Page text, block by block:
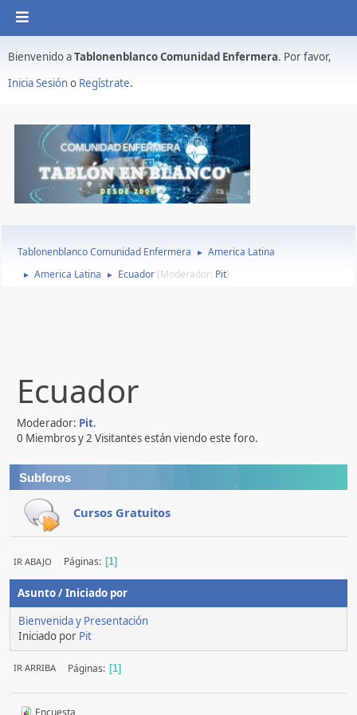
Bienvenido aTablonenblanco Comunidad Enfermera. Por favor,
Inicia Sesióno Regístrate.
Tablonenblanco Comunidad Enfermera ► America Latina
► America Latina ► Ecuador (Moderador: Pit)
Ecuador
Moderador: Pit.
0 Miembros y 2 Visitantes están viendo este foro.
Subforos
Cursos Gratuitos
IR ABAJO Páginas 1
Asunto/Iniciado por
Bienvenida y Presentación
Iniciado por Pit
IR ARRIBA Páginas 1
Encuesta